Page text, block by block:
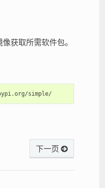
获取所需软件包。
下一页